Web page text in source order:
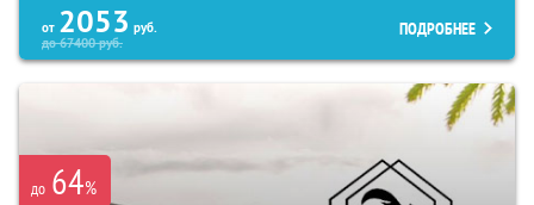
от 2053 руб.
до67400руб.
ПОДРОБНЕЕ
до 64%